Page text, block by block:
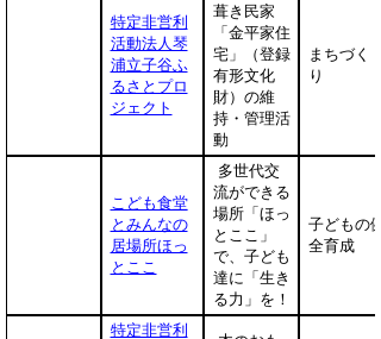
特定非営利
活動法人琴
浦立子谷ふ
るさとプロ
ジェクト
葺き民家
「金平家住
宅」（登録
有形文化
財）の維
持・管理活
動
まちづく
り
こども食堂
とみんなの
居場所ほっ
とここ
多世代交
流ができる
場所「ほっ
とここ」
で、子ども
達に「生き
る力」を！
子どもの健
全育成
特定非営利